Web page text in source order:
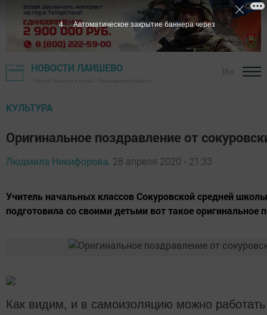
НОВОСТИ ЛАИШЕВО
КУЛЬТУРА
Оригинальное поздравление от
Людмила Никифорова, 28 апреля 2020 - 21:33
Учитель начальных классов Сокуровской средней
подготовила со своими детьми вот такое
Как видим, и в самоизоляцию можно
3 Автоматическое закрытие баннера через